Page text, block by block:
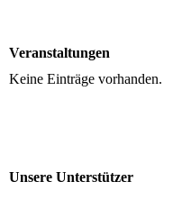
Veranstaltungen
Keine Einträge vorhanden.
Unsere Unterstützer